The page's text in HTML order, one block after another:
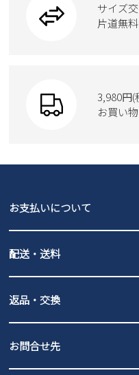
ウェア
moz
ブーツ
Parade
GAP
new balance
瞬足
トートバッグサイズ
片道無
3,980円(
お買い
お支払いについて
PayPay（オンライン決済）、
配送・送料
北海道・本州・四国・九州
3,980円（税込）以上お買い上
全国一律…220円（税込）
発送日・送料詳細については
ご利用ください。
返品・交換
の片道無料サービスを実施中！
お問合せ先